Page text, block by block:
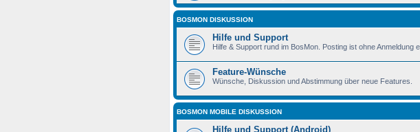
BOSMON DISKUSSION
Hilfe und Support
Hilfe & Support rund im BosMon. Posting ist ohne Anmeldung
Feature-Wünsche
Wünsche, Diskussion und Abstimmung über neue Features.
BOSMON MOBILE DISKUSSION
Hilfe und Support (Android)